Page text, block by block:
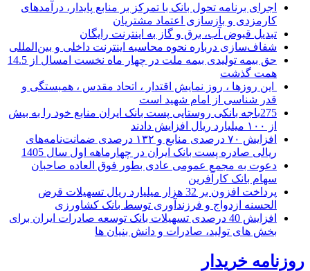
اجرای برنامه تحول بانک با تمرکز بر منابع پایدار، درآمدهای
کارمزدی و بازسازی اعتماد مشتریان
تبدیل قبوض آب، برق و گاز به اینترنت رایگان
شفاف‌سازی درباره نحوه محاسبه اینترنت داخلی و بین‌المللی
حق بیمه تولیدی بیمه ملت در چهار ماه نخست امسال از 14.5
همت گذشت
این روزها ، روز نمایش اقتدار ، اتحاد مقدس ، همبستگی و
قدر شناسی از امام شهید است
275باجه بانکی روستایی پست بانک ایران منابع خود را به بیش
از ۱۰۰ میلیارد ریال افزایش دادند
افزایش ۷۰ درصدی منابع و ۱۳۲ درصدی ضمانت‌نامه‌های
ریالی صادره پست بانک ایران در چهارماهه اول سال 1405
دعوت به مجمع عمومی عادی بطور فوق العاده صاحبان
سهام بانک کارآفرین
پرداخت افزون بر 32 هزار میلیارد ریال تسهیلات قرض
الحسنه ازدواج و فرزندآوری توسط بانک کشاورزی
افزایش 40 درصدی تسهیلات بانک توسعه صادرات ایران برای
بخش های تولید، صادرات و دانش بنیان ها
روزنامه خریدار